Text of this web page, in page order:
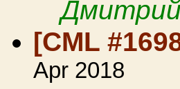
[CML
Apr 2018